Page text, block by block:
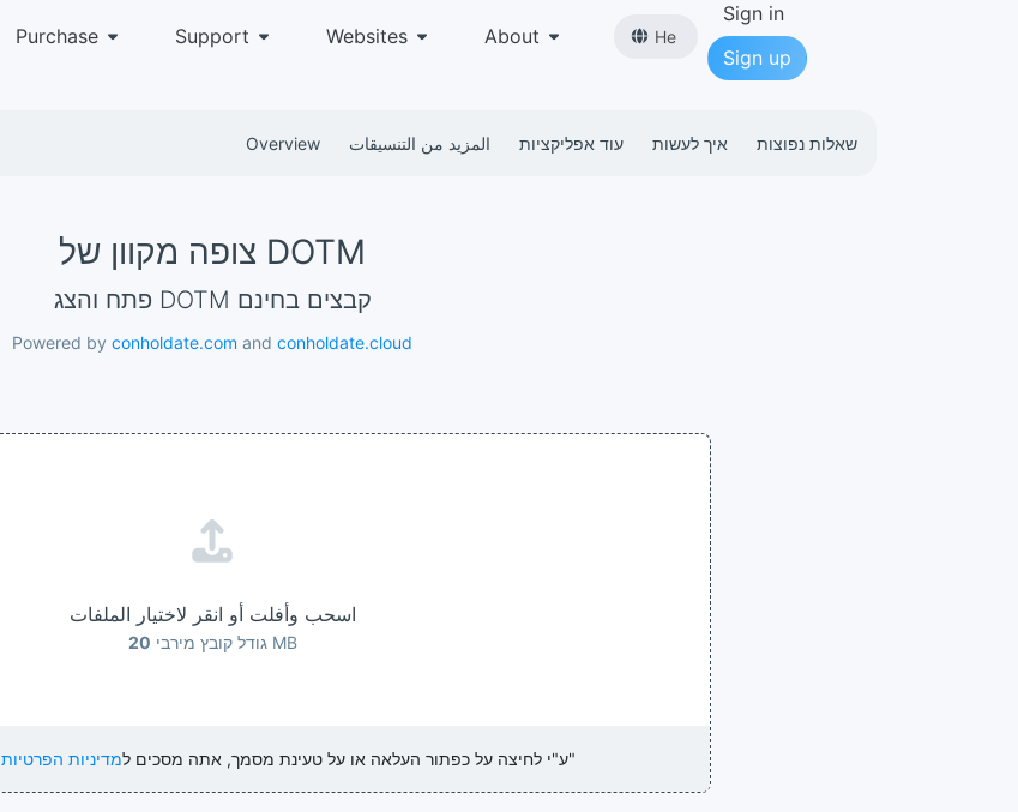
Purchase Support Websites About He
Sign in
Sign up
Overview المزيد من التنسيقات עוד אפליקציות איך לעשות שאלות נפוצות
צופה מקוון של DOTM
פתח והצג DOTM קבצים בחינם
Powered by conholdate.com and conholdate.cloud
اسحب وأفلت أو انقر لاختيار الملفات
גודל קובץ מירבי 20 MB
"ע"י לחיצה על כפתור העלאה או על טעינת מסמך, אתה מסכים למדיניות הפרטיות שלנו"